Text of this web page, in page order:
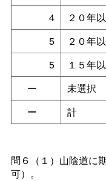
4
２０年
5
２０年
5
１５年
ー
未選択
ー
計
問６（１）山陰道に
可）。